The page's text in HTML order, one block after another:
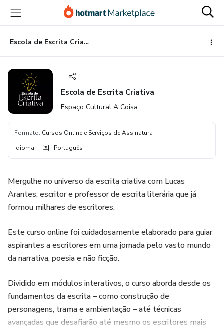
para
conteúdo
principal
para
pagamento
para
rodapé
Escola de Escrita Criativa
Escola de Escrita Criativa
Espaço Cultural A Coisa
Formato: Cursos Online e Serviços de Assinatura
Idioma: Português
Mergulhe no universo da escrita criativa com Lucas
Arantes, escritor e professor de escrita literária que já
formou milhares de escritores.
Este curso online foi cuidadosamente elaborado para guiar
aspirantes a escritores em uma jornada pelo vasto mundo
da narrativa, poesia e não ficção.
Dividido em módulos interativos, o curso aborda desde os
fundamentos da escrita – como construção de
personagens, trama e ambientação – até técnicas
avançadas que desafiarão até mesmo os escritores mais